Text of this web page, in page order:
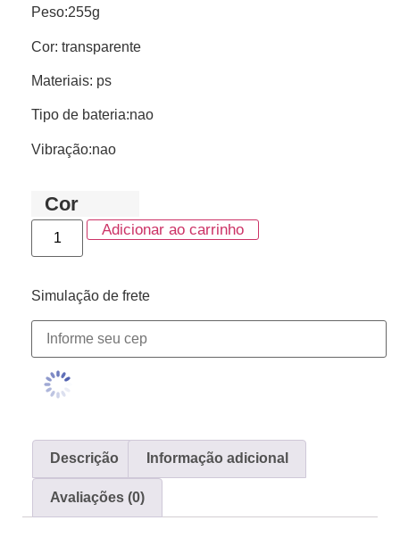
Peso:255g
Cor: transparente
Materiais: ps
Tipo de bateria:nao
Vibração:nao
Cor
Adicionar ao carrinho
Simulação de frete
Descrição Informação adicional
Avaliações (0)